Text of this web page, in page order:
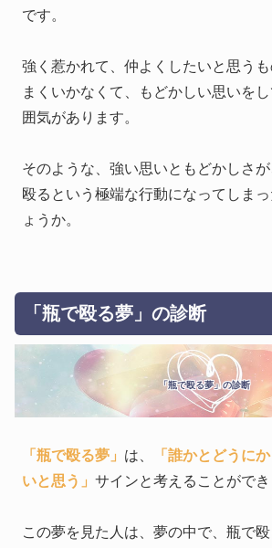
です。
強く惹かれて、仲よくしたいと思う
まくいかなくて、もどかしい思いを
囲気があります。
そのような、強い思いともどかしさ
殴るという極端な行動になってしま
ょうか。
「瓶で殴る夢」の診断
「瓶で殴る夢」の診断
「瓶で殴る夢」 は、
「誰かとどうに
いと思う」 サインと考えることができ
この夢を見た人は、夢の中で、瓶で